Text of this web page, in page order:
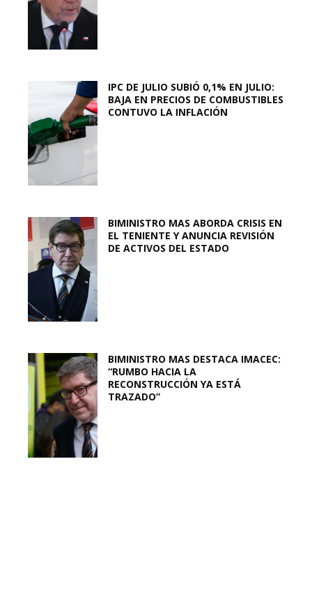
IPC DE JULIO SUBIÓ 0,1% EN JULIO:
BAJA EN PRECIOS DE COMBUSTIBLES
CONTUVO LA INFLACIÓN
BIMINISTRO MAS ABORDA CRISIS EN
EL TENIENTE Y ANUNCIA REVISIÓN
DE ACTIVOS DEL ESTADO
BIMINISTRO MAS DESTACA IMACEC:
“RUMBO HACIA LA
RECONSTRUCCIÓN YA ESTÁ
TRAZADO”